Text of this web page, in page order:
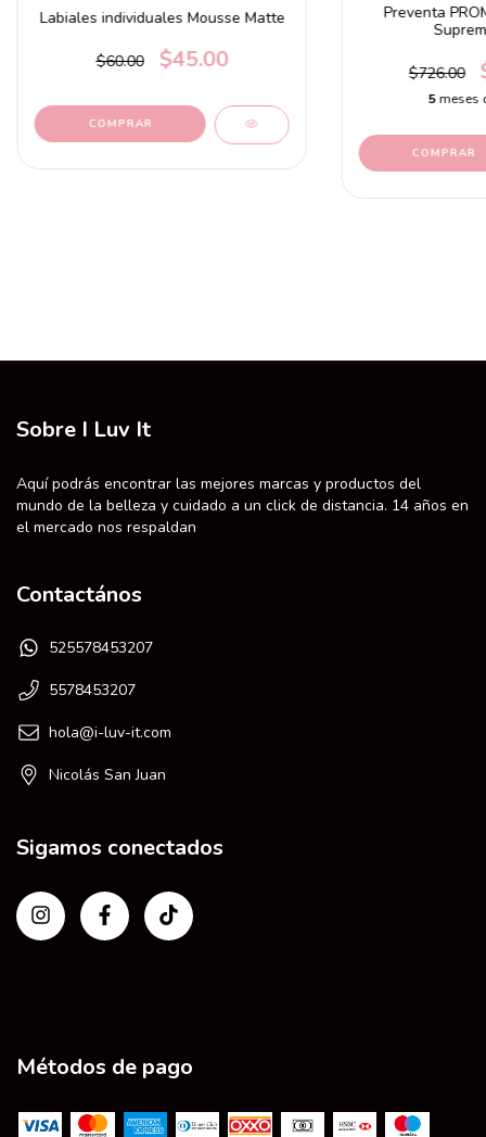
Labiales individuales Mousse Matte
$60.00 $45.00
COMPRAR
Preventa
$726.00
5meses
COMPRAR
Sobre I Luv It
Aquí podrás encontrar las mejores marcas y productos del
mundo de la belleza y cuidado a un click de distancia. 14 años en
el mercado nos respaldan
Contactános
525578453207
5578453207
hola@i-luv-it.com
Nicolás San Juan
Sigamos conectados
Métodos de pago